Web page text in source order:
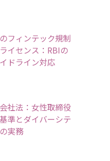
フィンテック規制
イセンス：RBIの
ドライン対応
社法：女性取締役
準とダイバーシテ
実務